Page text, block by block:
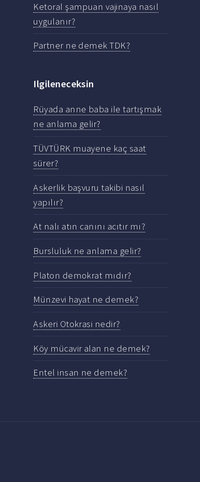
Ketoral şampuan vajinaya nasıl
uygulanır?
Partner ne demek TDK?
Ilgileneceksin
Rüyada anne baba ile tartışmak
ne anlama gelir?
TÜVTÜRK muayene kaç saat
sürer?
Askerlik başvuru takibi nasıl
yapılır?
At nalı atın canını acıtır mı?
Bursluluk ne anlama gelir?
Platon demokrat mıdır?
Münzevi hayat ne demek?
Askeri Otokrasi nedir?
Köy mücavir alan ne demek?
Entel insan ne demek?